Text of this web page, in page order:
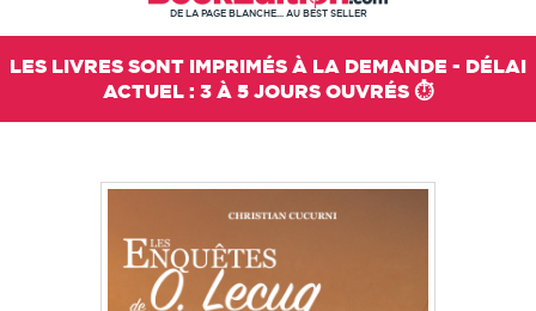
DE LA PAGE BLANCHE... AU BEST SELLER
LES LIVRES SONT IMPRIMÉS À LA DEMANDE - DÉLAI
ACTUEL : 3 À 5 JOURS OUVRÉS ⏱️